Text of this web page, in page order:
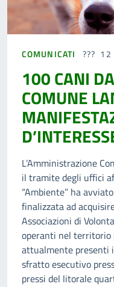
COMUNICATI 12
100 CANI
COMUNE
L’Amministrazione
il tramite degli uffici
“Ambiente” ha
finalizzata ad
Associazioni di
operanti nel territorio
attualmente presenti
sfratto esecutivo
pressi del litorale